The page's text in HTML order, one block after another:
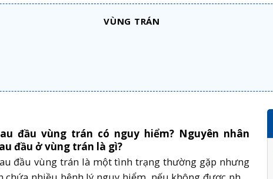
VÙNG TRÁN
đầu vùng trán có nguy hiểm? Nguyên nhân
đầu ở vùng trán là gì?
đầu vùng trán là một tình trạng thường gặp nhưng